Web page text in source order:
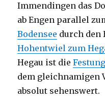
Immendingen das
ab Engen parallel
Bodensee durch den
Hohentwiel zum
Hegau ist die
dem gleichnamigen
absolut sehenswert.